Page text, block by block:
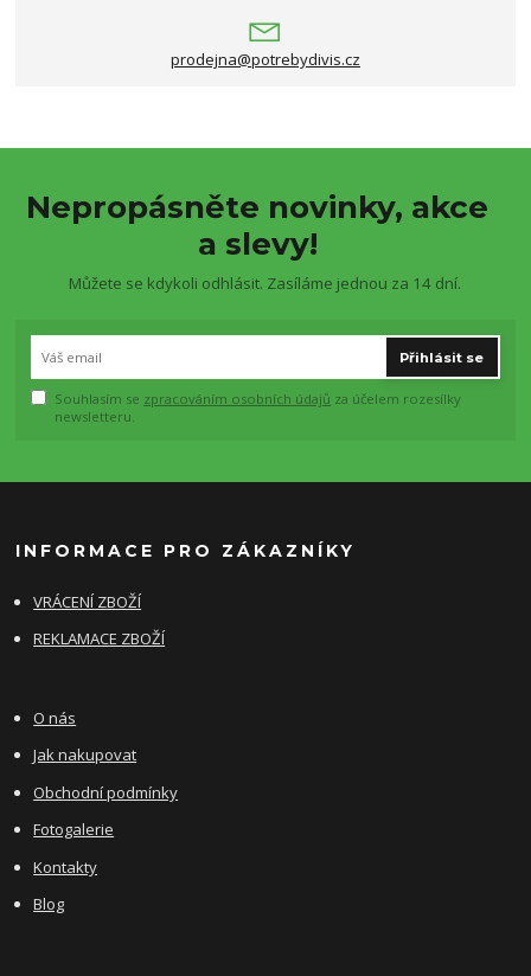
prodejna@potrebydivis.cz
Nepropásněte novinky, akce
a slevy!
Můžete se kdykoli odhlásit. Zasíláme jednou za 14 dní.
Přihlásit se
Souhlasím se zpracováním osobních údajů za účelem rozesílky
newsletteru.
INFORMACE PRO ZÁKAZNÍKY
VRÁCENÍ ZBOŽÍ
REKLAMACE ZBOŽÍ
O nás
Jak nakupovat
Obchodní podmínky
Fotogalerie
Kontakty
Blog